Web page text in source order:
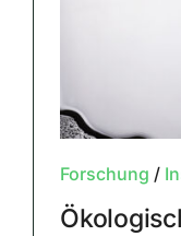
Forschung /